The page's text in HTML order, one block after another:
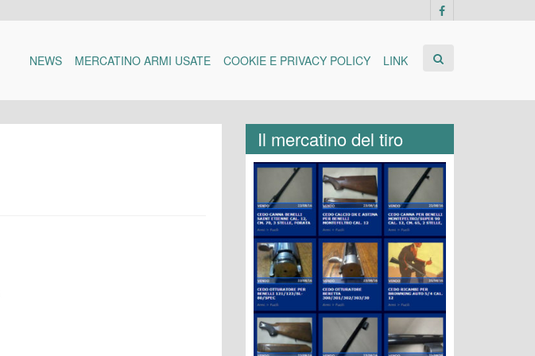
NEWS MERCATINO ARMI USATE COOKIE E PRIVACY POLICY LINK
Il mercatino del tiro